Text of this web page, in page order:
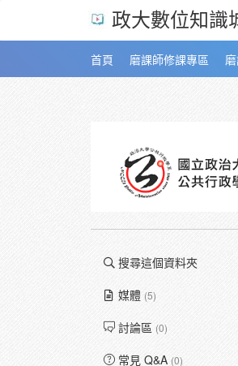
政大數位知識
首頁 磨課師修課專區
搜尋這個資料夾
媒體 (5)
討論區 (0)
常見 Q&A (0)